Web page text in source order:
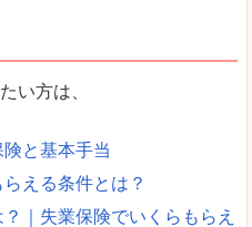
い方は、
と基本手当
える条件とは？
｜失業保険でいくらもらえ